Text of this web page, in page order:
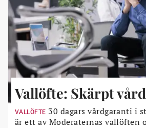
Vallöfte: Skärpt
VALLÖFTE 30 dagars vårdgaranti i
är ett av Moderaternas vallöften